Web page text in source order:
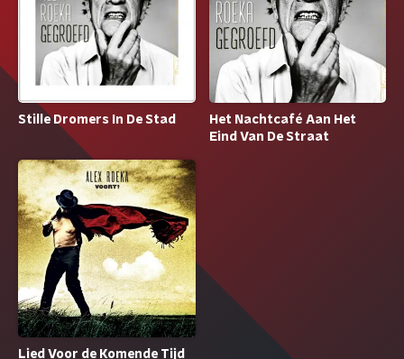
Stille Dromers In De Stad
Het Nachtcafé Aan Het
Eind Van De Straat
Lied Voor de Komende Tijd